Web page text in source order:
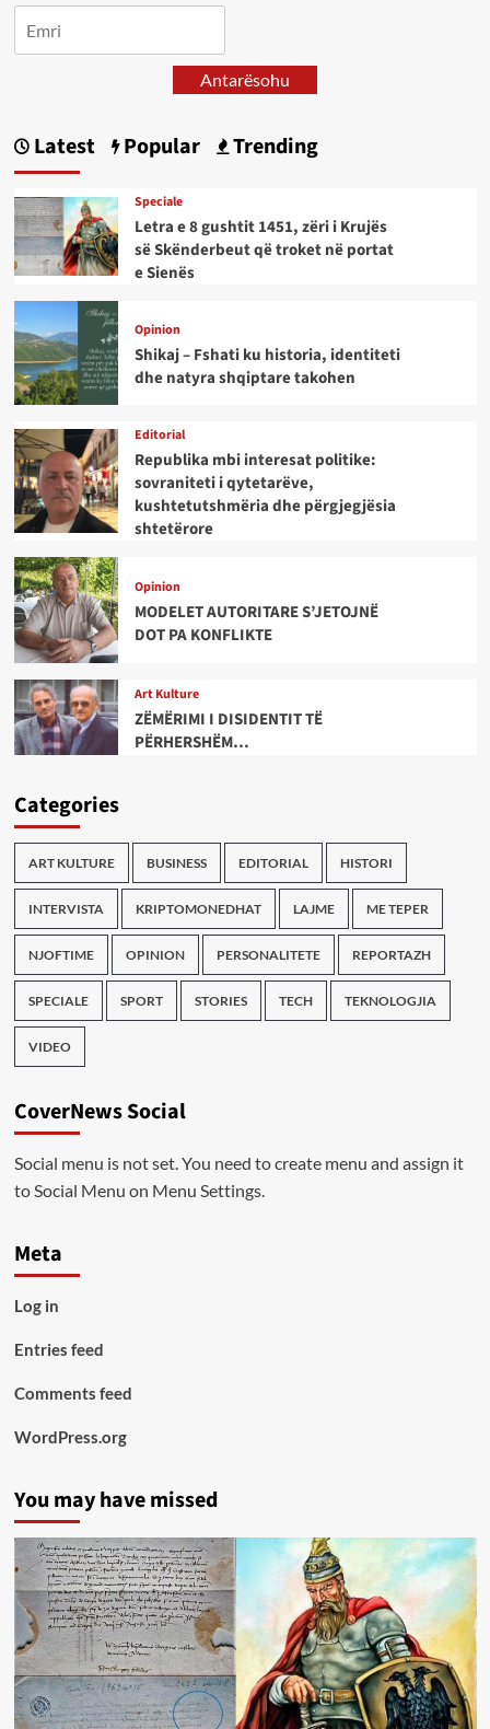
Antarësohu
Latest Popular Trending
Speciale
Letra e 8 gushtit 1451, zëri i Krujës
së Skënderbeut që troket në portat
e Sienës
Opinion
Shikaj – Fshati ku historia, identiteti
dhe natyra shqiptare takohen
Editorial
Republika mbi interesat politike:
sovraniteti i qytetarëve,
kushtetutshmëria dhe përgjegjësia
shtetërore
Opinion
MODELET AUTORITARE S’JETOJNË
DOT PA KONFLIKTE
Art Kulture
ZËMËRIMI I DISIDENTIT TË
PËRHERSHËM…
Categories
ART KULTURE BUSINESS EDITORIAL HISTORI
INTERVISTA KRIPTOMONEDHAT LAJME ME TEPER
NJOFTIME OPINION PERSONALITETE REPORTAZH
SPECIALE SPORT STORIES TECH TEKNOLOGJIA
VIDEO
CoverNews Social
Social menu is not set. You need to create menu and assign it
to Social Menu on Menu Settings.
Meta
Log in
Entries feed
Comments feed
WordPress.org
You may have missed